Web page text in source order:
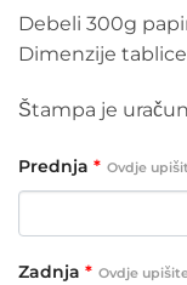
Debeli 300g
Dimenzije
Štampa je
Prednja * Ovdje
Zadnja * Ovdje